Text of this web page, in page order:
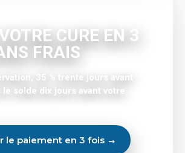
CURE EN 3
FRAIS
35 % trente jours avant
le solde dix jours avant votre
le paiement en 3 fois →